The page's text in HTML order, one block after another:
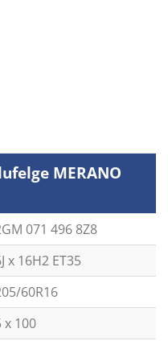
MERANO
071 496 8Z8
x 16H2 ET35
60R16
x 100